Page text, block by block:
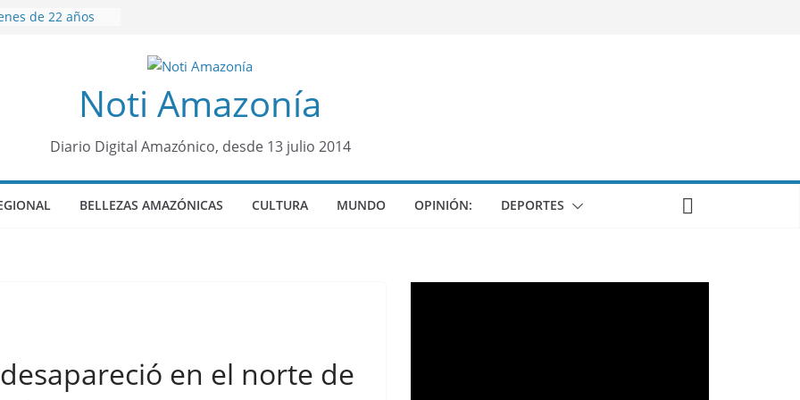
de prisión a
sensación de
Colo de Chile
nueva reina por
Noti Amazonía
Diario Digital Amazónico, desde 13 julio 2014
BELLEZAS AMAZÓNICAS CULTURA MUNDO OPINIÓN: DEPORTES
en el norte de